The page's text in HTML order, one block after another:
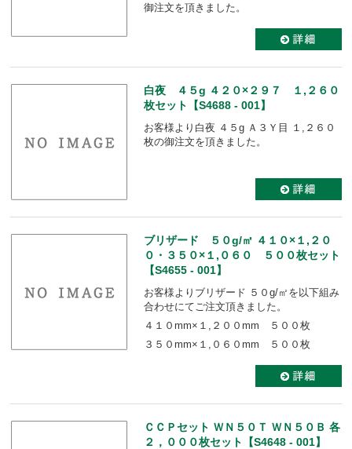
御注文を頂きました。
白夜 ４５g ４２０×２９７ １,２６０
枚セット【S4688 - 001】
お客様より白夜 ４５g Ａ３Ｙ目 １,２６０
枚の御注文を頂きました。
ブリザード ５０g/㎡ ４１０×１,２０
０・３５０×１,０６０ ５００枚セット
【S4655 - 001】
お客様よりブリザード ５０g/㎡を以下組み
合わせにてご注文頂きました。
４１０mm×１,２００mm ５００枚
３５０mm×１,０６０mm ５００枚
ＣＣＰセット ＷＮ５０Ｔ ＷＮ５０Ｂ 各
２，０００枚セット【S4648 - 001】